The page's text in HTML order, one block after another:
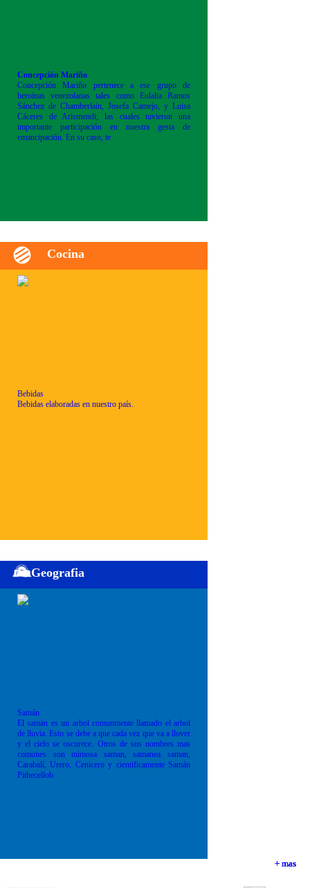
+ mas
Concepción Mariño
Concepción Mariño pertenece a ese grupo de
heroínas venezolanas tales como Eulalia Ramos
Sánchez de Chamberlain, Josefa Camejo, y Luisa
Cáceres de Arismendi; las cuales tuvieron una
importante participación en nuestra gesta de
emancipación. En su caso, te
+ mas
Cocina
Bebidas
Bebidas elaboradas en nuestro país.
+ mas
Geografia
Samán
El samán es un arbol comunmente llamado el arbol
de lluvia. Esto se debe a que cada vez que va a llover
y el cielo se oscurece. Otros de sus nombres mas
comunes son mimosa saman, samanea saman,
Carabalí, Urero, Cenicero y cientificamente Samán
Pithecellob
+ mas